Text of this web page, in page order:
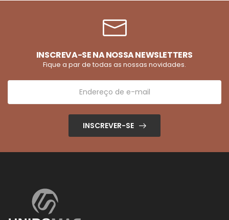
INSCREVA-SE NA NOSSA NEWSLETTERS
Fique a par de todas as nossas novidades.
INSCREVER-SE